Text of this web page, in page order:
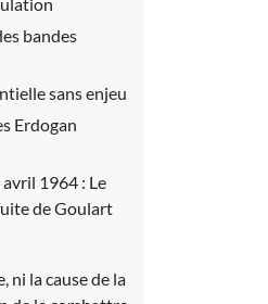
bandes
sans enjeu
Erdogan
avril 1964 : Le
de Goulart
ni la cause de la